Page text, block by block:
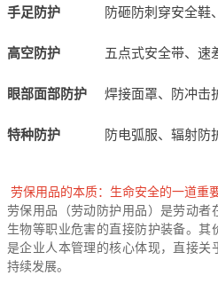
手足防护 防砸防刺穿安全鞋
高空防护 五点式安全带、速
眼部面部防护 焊接面罩、防冲击
特种防护 防电弧服、辐射防
劳保用品的本质：生命安全的一道重
劳保用品（劳动防护用品）是劳动者
生物等职业危害的直接防护装备。
是企业人本管理的核心体现，直接
持续发展。